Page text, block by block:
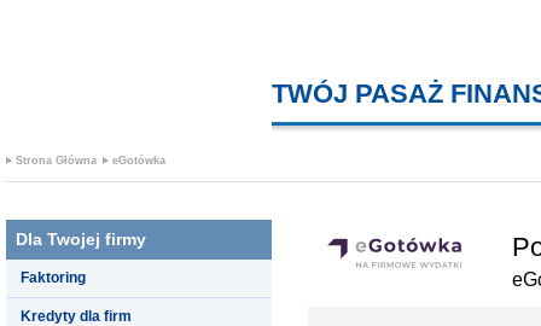
TWÓJ PASAŻ
Strona Główna eGotówka
Dla Twojej firmy
Faktoring
Kredyty dla firm